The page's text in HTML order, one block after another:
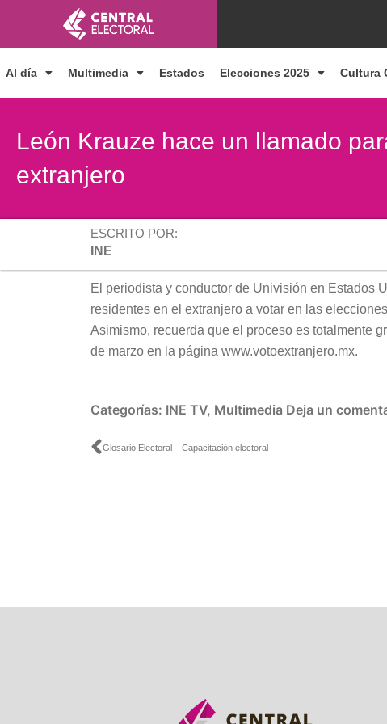
contenido
Al día Multimedia Estados Elecciones 2025 Cultura
León Krauze hace un llamado
extranjero
ESCRITO POR:
INE
El periodista y conductor de Univisión en Estados
residentes en el extranjero a votar en las
Asimismo, recuerda que el proceso es totalmente
de marzo en la página www.votoextranjero.mx.
Categorías: INE TV, Multimedia Deja un
Ant
Glosario Electoral – Capacitación electoral